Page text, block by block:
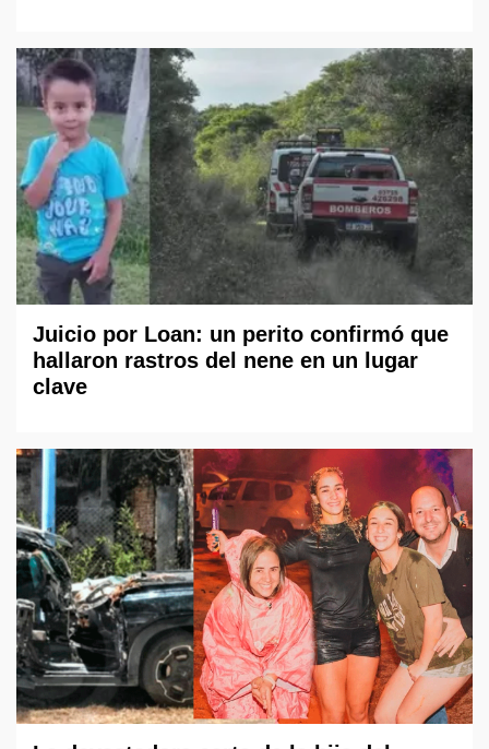
Juicio por Loan: un perito confirmó que
hallaron rastros del nene en un lugar
clave